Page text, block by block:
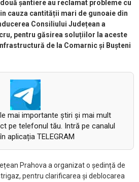
șantiere au reclamat probleme cu
cauza cantității mari de gunoaie din
Consiliului Județean a
pentru găsirea soluțiilor la aceste
de la Comarnic și Bușteni
mai importante știri și mai mult
pe telefonul tău. Intră pe canalul
aplicația TELEGRAM
Prahova a organizat o ședință de
pentru clarificarea și deblocarea